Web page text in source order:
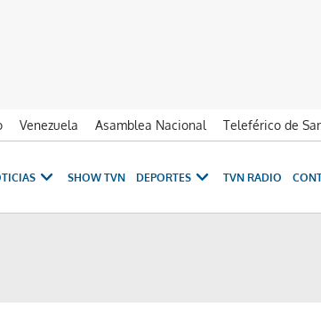
Venezuela Asamblea Nacional Teleférico de
SHOW TVN DEPORTES TVN RADIO